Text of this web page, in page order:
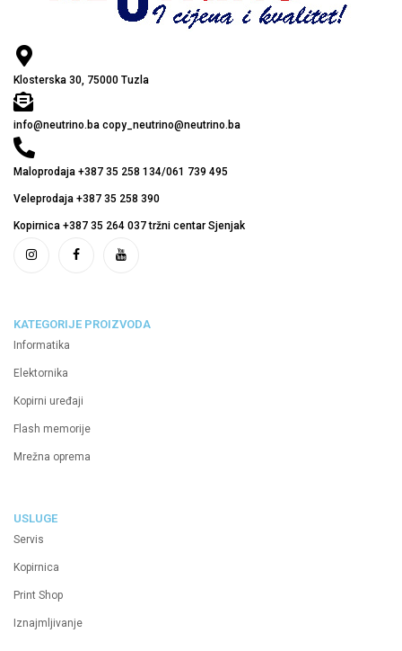
Klosterska 30, 75000 Tuzla
info@neutrino.ba copy_neutrino@neutrino.ba
Maloprodaja +387 35 258 134/061 739 495
Veleprodaja +387 35 258 390
Kopirnica +387 35 264 037 tržni centar Sjenjak
KATEGORIJE PROIZVODA
Informatika
Elektornika
Kopirni uređaji
Flash memorije
Mrežna oprema
USLUGE
Servis
Kopirnica
Print Shop
Iznajmljivanje